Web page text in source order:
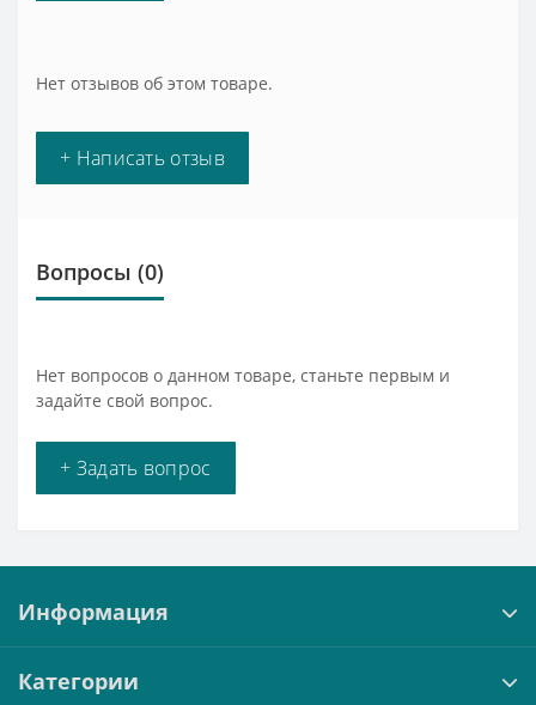
Нет отзывов об этом товаре.
+ Написать отзыв
Вопросы (0)
Нет вопросов о данном товаре, станьте первым и
задайте свой вопрос.
+ Задать вопрос
Информация
Категории